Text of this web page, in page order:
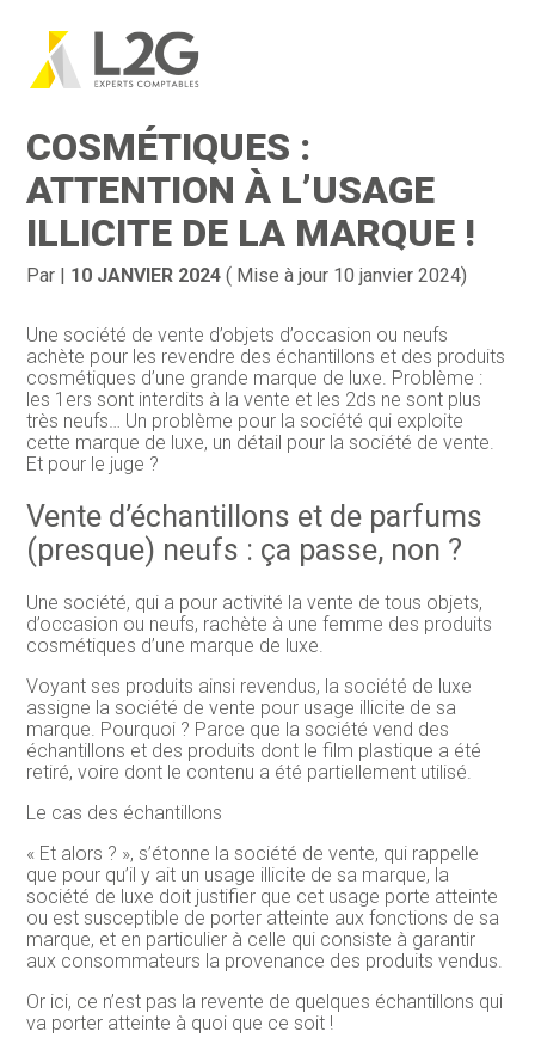
Aller
au
Création d’entreprise
Financement & trésorerie
Pilotage d’entreprise
Entreprise en difficultés
Gestion
Juridique
Documents
Dématérialisation / collecte
COSMÉTIQUES :
ATTENTION À L’USAGE
ILLICITE DE LA MARQUE !
Par | 10 JANVIER 2024 ( Mise à jour 10 janvier 2024)
Une société de vente d’objets d’occasion ou neufs
achète pour les revendre des échantillons et des produits
cosmétiques d’une grande marque de luxe. Problème :
les 1ers sont interdits à la vente et les 2ds ne sont plus
très neufs… Un problème pour la société qui exploite
cette marque de luxe, un détail pour la société de vente.
Et pour le juge ?
Vente d’échantillons et de parfums
(presque) neufs : ça passe, non ?
Une société, qui a pour activité la vente de tous objets,
d’occasion ou neufs, rachète à une femme des produits
cosmétiques d’une marque de luxe.
Voyant ses produits ainsi revendus, la société de luxe
assigne la société de vente pour usage illicite de sa
marque. Pourquoi ? Parce que la société vend des
échantillons et des produits dont le film plastique a été
retiré, voire dont le contenu a été partiellement utilisé.
Le cas des échantillons
« Et alors ? », s’étonne la société de vente, qui rappelle
que pour qu’il y ait un usage illicite de sa marque, la
société de luxe doit justifier que cet usage porte atteinte
ou est susceptible de porter atteinte aux fonctions de sa
marque, et en particulier à celle qui consiste à garantir
aux consommateurs la provenance des produits vendus.
Or ici, ce n’est pas la revente de quelques échantillons qui
va porter atteinte à quoi que ce soit !